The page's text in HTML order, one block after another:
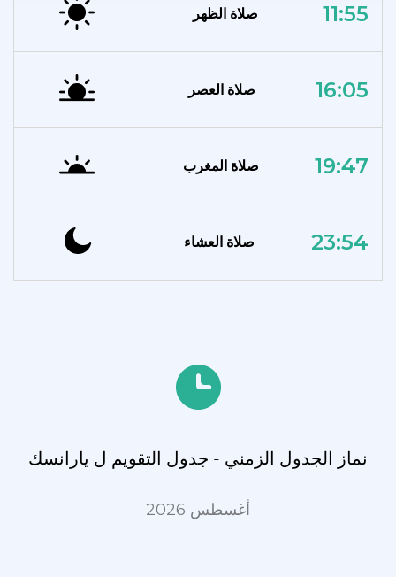
صلاة الظهر 11:55
صلاة العصر 16:05
صلاة المغرب 19:47
صلاة العشاء 23:54
نماز الجدول الزمني - جدول التقويم ل يارانسك
أغسطس 2026